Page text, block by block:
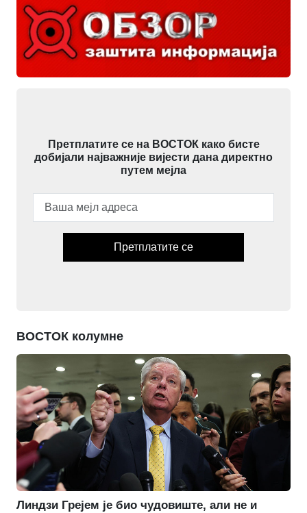
Претплатите се на ВОСТОК како бисте
добијали најважније вијести дана директно
путем мејла
Претплатите се
ВОСТОК колумне
Линдзи Грејем је био чудовиште, али не и